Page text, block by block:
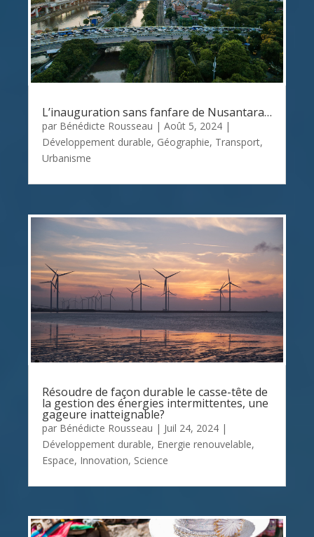
L’inauguration sans fanfare de Nusantara…
par Bénédicte Rousseau | Août 5, 2024 |
Développement durable, Géographie, Transport,
Urbanisme
Résoudre de façon durable le casse-tête de
la gestion des énergies intermittentes, une
gageure inatteignable?
par Bénédicte Rousseau | Juil 24, 2024 |
Développement durable, Energie renouvelable,
Espace, Innovation, Science